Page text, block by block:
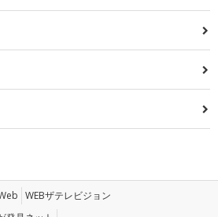
WEBザテレビジョン